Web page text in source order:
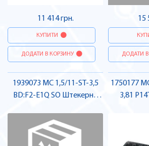
11 414 грн.
КУПИТИ
ДОДАТИ В КОРЗИНУ
15
ДОДАТИ
1939073 MC 1,5/11-ST-3,5
BD:F2-E1Q SO Штекерна
Contact
1750177
3,81